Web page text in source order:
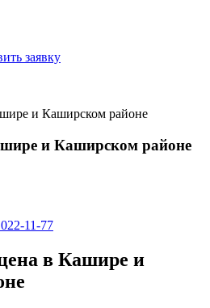
заявку
и Каширском районе
и Каширском районе
11-77
в Кашире и